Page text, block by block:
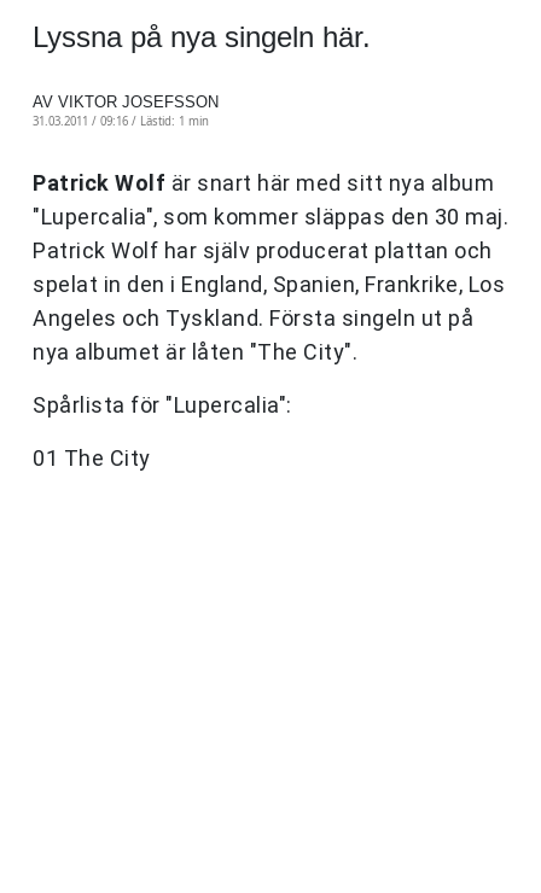
Lyssna på nya singeln här.
AV VIKTOR JOSEFSSON
31.03.2011 / 09:16 / Lästid: 1 min
Patrick Wolf är snart här med sitt nya album
"Lupercalia", som kommer släppas den 30 maj.
Patrick Wolf har själv producerat plattan och
spelat in den i England, Spanien, Frankrike, Los
Angeles och Tyskland. Första singeln ut på
nya albumet är låten "The City".
Spårlista för "Lupercalia":
01 The City